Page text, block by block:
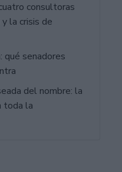
consultoras
la crisis de
qué senadores
del nombre: la
toda la